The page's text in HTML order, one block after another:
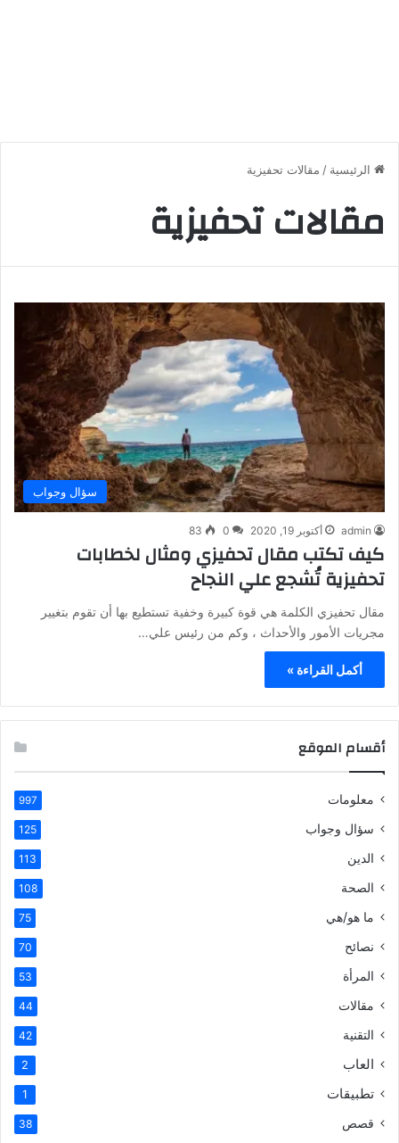
الرئيسية / مقالات تحفيزية
مقالات تحفيزية
سؤال وجواب
admin أكتوبر 19, 2020 0
83
كيف تكتب مقال تحفيزي ومثال لخطابات
تحفيزية تُشجع علي النجاح
مقال تحفيزي الكلمة هي قوة كبيرة وخفية تستطيع بها أن تقوم بتغيير
مجريات الأمور والأحداث ، وكم من رئيس علي…
أكمل القراءة »
أقسام الموقع
معلومات 997
سؤال وجواب 125
الدين 113
الصحة 108
ما هو/هي 75
نصائح 70
المرأة 53
مقالات 44
التقنية 42
العاب 2
تطبيقات 1
قصص 38